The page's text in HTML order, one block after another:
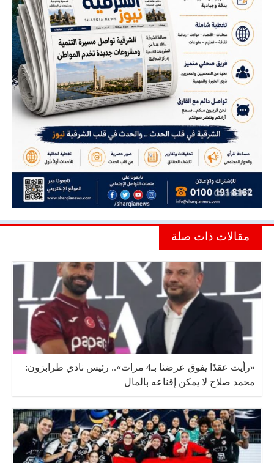
مقالات ذات صلة
«رأيت عقدًا يفوق عرضنا بـ4 مرات».. رئيس نادي طرابزون:
محمد صلاح لا يمكن إقناعه بالمال